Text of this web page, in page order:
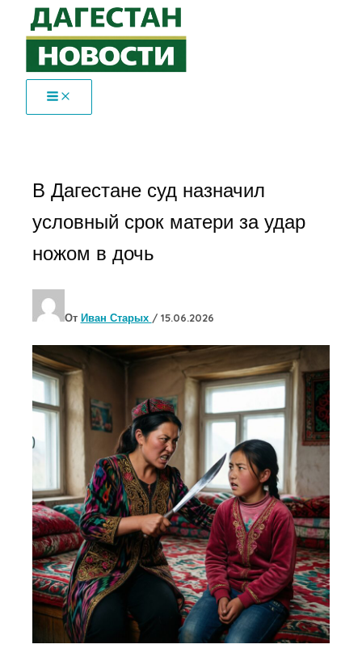
Перейти
содержимому
В Дагестане суд назначил
условный срок матери за удар
ножом в дочь
От Иван Старых / 15.06.2026